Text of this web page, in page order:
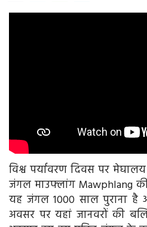
विश्व पर्यावरण दिवस पर
जंगल माउफ्लांग Mawph­lang
यह जंगल 1000 साल पुराना है
अवसर पर यहां जानवरों की